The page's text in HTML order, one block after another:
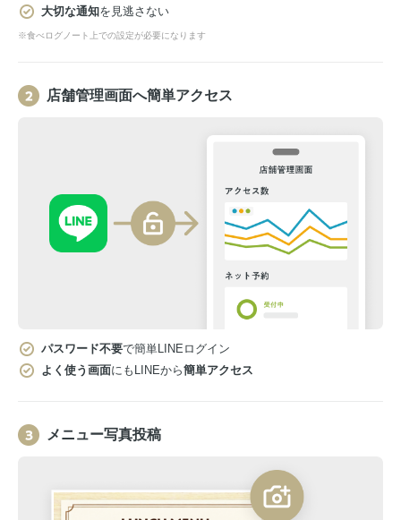
大切な通知を見逃さない
※食べログノート上での設定が必要になります
店舗管理画面へ簡単アクセス
パスワード不要で簡単LINEログイン
よく使う画面にもLINEから簡単アクセス
メニュー写真投稿